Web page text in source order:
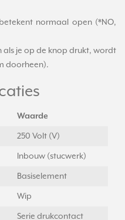
normaal open (*NO,
als je op de knop drukt, wordt
doorheen).
Waarde
250 Volt (V)
Inbouw (stucwerk)
Basiselement
Wip
Serie drukcontact